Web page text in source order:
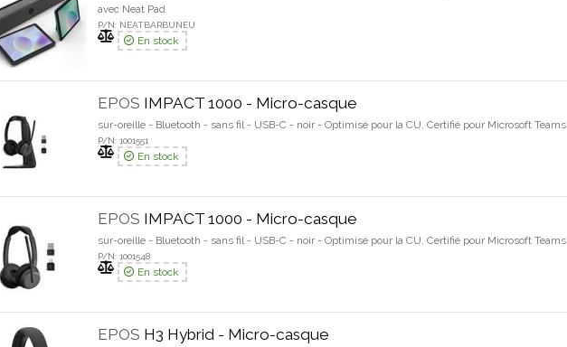
avec Neat Pad
P/N: NEATBARBUNEU
En stock
EPOS IMPACT 1000 - Micro-casque
sur-oreille - Bluetooth - sans fil - USB-C - noir - Optimisé pour la CU, Certifié pour Microsoft Teams
P/N: 1001551
En stock
EPOS IMPACT 1000 - Micro-casque
sur-oreille - Bluetooth - sans fil - USB-C - noir - Optimisé pour la CU, Certifié pour Microsoft Teams
P/N: 1001548
En stock
EPOS H3 Hybrid - Micro-casque